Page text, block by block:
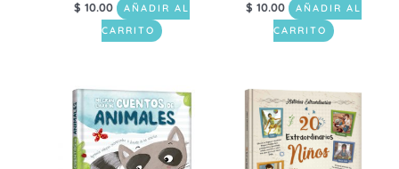
$ 10.00
AÑADIR AL
CARRITO
$ 10.00
AÑADIR AL
CARRITO